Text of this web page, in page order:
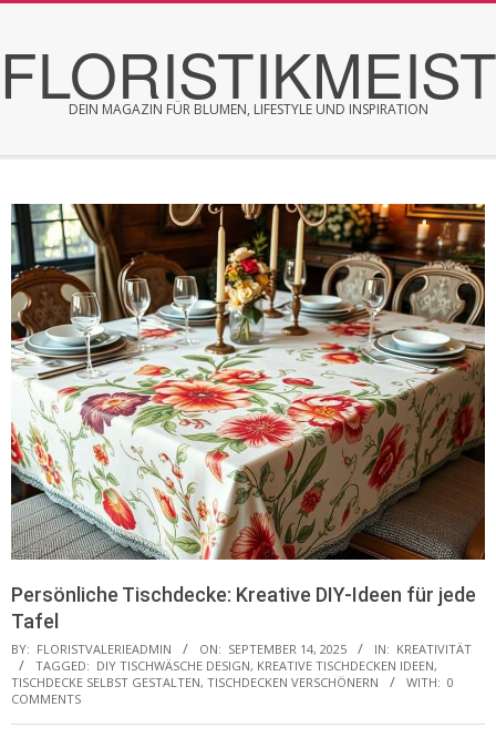
content
DEIN MAGAZIN FÜR BLUMEN, LIFESTYLE UND INSPIRATION
Menu
Persönliche Tischdecke: Kreative DIY-Ideen für jede
Tafel
BY: FLORISTVALERIEADMIN ON: SEPTEMBER 14, 2025 IN: KREATIVITÄT
TAGGED: DIY TISCHWÄSCHE DESIGN, KREATIVE TISCHDECKEN IDEEN,
TISCHDECKE SELBST GESTALTEN, TISCHDECKEN VERSCHÖNERN WITH: 0
COMMENTS